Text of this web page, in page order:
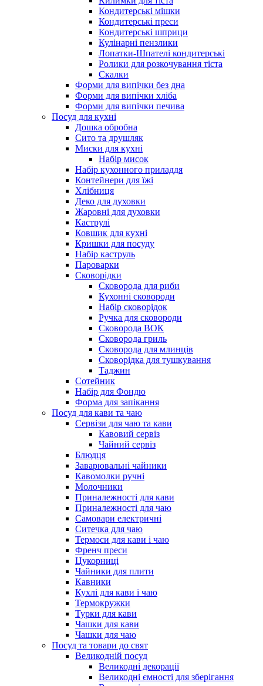
Кондитерські мішки
Кондитерські преси
Кондитерські шприци
Кулінарні пензлики
Лопатки-Шпателі кондитерські
Ролики для розкочування тіста
Скалки
Форми для випічки без дна
Форми для випічки хліба
Форми для випічки печива
Посуд для кухні
Дошка обробна
Сито та друшляк
Миски для кухні
Набір мисок
Набір кухонного приладдя
Контейнери для їжі
Хлібниця
Деко для духовки
Жаровні для духовки
Каструлі
Ковшик для кухні
Кришки для посуду
Набір каструль
Пароварки
Сковорідки
Сковорода для риби
Кухонні сковороди
Набір сковорідок
Ручка для сковороди
Сковорода ВОК
Сковорода гриль
Сковорода для млинців
Сковорідка для тушкування
Таджин
Сотейник
Набір для Фондю
Форма для запікання
Посуд для кави та чаю
Сервізи для чаю та кави
Кавовий сервіз
Чайний сервіз
Блюдця
Заварювальні чайники
Кавомолки ручні
Молочники
Приналежності для кави
Приналежності для чаю
Самовари електричні
Ситечка для чаю
Термоси для кави і чаю
Френч преси
Цукорниці
Чайники для плити
Кавники
Кухлі для кави і чаю
Термокружки
Турки для кави
Чашки для кави
Чашки для чаю
Посуд та товари до свят
Великодній посуд
Великодні декорації
Великодні ємності для зберігання